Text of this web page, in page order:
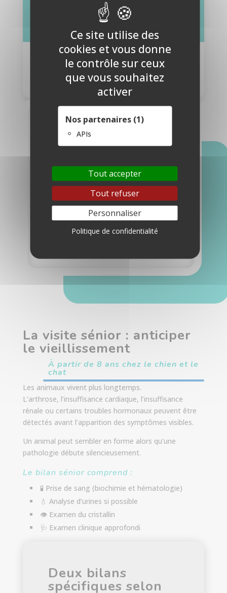
Ce site utilise des
cookies et vous donne
le contrôle sur ceux
que vous souhaitez
activer
Nos partenaires (1)
APIs
Tout accepter
Tout refuser
Personnaliser
Politique de confidentialité
🩺 Suivi de pathologie chronique
Surveillance trimestrielle si nécessaire.
Un dépistage précoce augmente
significativement les chances de
Un examen annuel est bien plus
qu’un simple contrôle :
c’est un véritable bilan de santé
qui permet d’agir tôt et
au long de sa vie.

La visite sénior : anticiper
le vieillissement
À partir de 8 ans chez le chien et le
chat
Les animaux vivent plus longtemps.
L’arthrose, l’insuffisance cardiaque, l’insuffisance
rénale ou certains troubles hormonaux peuvent être
détectés avant l’apparition des symptômes visibles.
Un animal peut sembler en forme alors qu’une
pathologie débute silencieusement.
Le bilan sénior comprend :
🧪 Prise de sang (biochimie et hématologie)
💧 Analyse d’urines si possible
👁 Examen du cristallin
🩺 Examen clinique approfondi
Deux bilans
spécifiques selon